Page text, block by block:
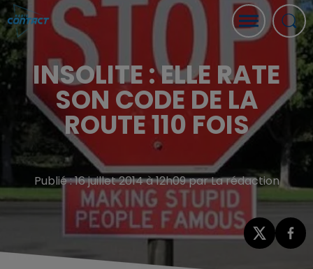
INSOLITE : ELLE RATE
SON CODE DE LA
ROUTE 110 FOIS
Publié : 16 juillet 2014 à 12h09 par La rédaction